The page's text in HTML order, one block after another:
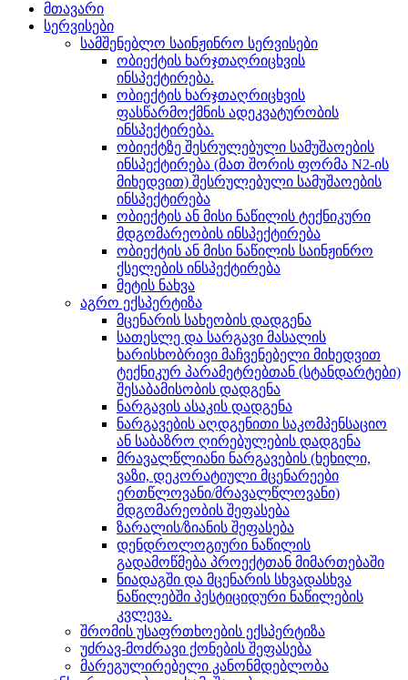
მთავარი
სერვისები
სამშენებლო საინჟინრო სერვისები
ობიექტის ხარჯთაღრიცხვის
ინსპექტირება.
ობიექტის ხარჯთაღრიცხვის
ფასწარმოქმნის ადეკვატურობის
ინსპექტირება.
ობიექტზე შესრულებული სამუშაოების
ინსპექტირება (მათ შორის ფორმა N2-ის
მიხედვით) შესრულებული სამუშაოების
ინსპექტირება
ობიექტის ან მისი ნაწილის ტექნიკური
მდგომარეობის ინსპექტირება
ობიექტის ან მისი ნაწილის საინჟინრო
ქსელების ინსპექტირება
მეტის ნახვა
აგრო ექსპერტიზა
მცენარის სახეობის დადგენა
სათესლე და სარგავი მასალის
ხარისხობრივი მაჩვენებელი მიხედვით
ტექნიკურ პარამეტრებთან (სტანდარტები)
შესაბამისობის დადგენა
ნარგავის ასაკის დადგენა
ნარგავების აღდგენითი საკომპენსაციო
ან საბაზრო ღირებულების დადგენა
მრავალწლიანი ნარგავების (ხეხილი,
ვაზი, დეკორატიული მცენარეები
ერთწლოვანი/მრავალწლოვანი)
მდგომარეობის შეფასება
ზარალის/ზიანის შეფასება
დენდროლოგიური ნაწილის
გადამოწმება პროექტთან მიმართებაში
ნიადაგში და მცენარის სხვადასხვა
ნაწილებში პესტიციდური ნაწილების
კვლევა.
შრომის უსაფრთხოების ექსპერტიზა
უძრავ-მოძრავი ქონების შეფასება
მარეგულირებელი კანონმდებლობა